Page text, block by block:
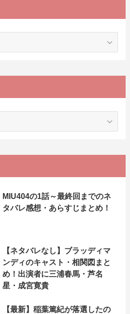
MIU404の1話～最終回までのネ
タバレ感想・あらすじまとめ！
【ネタバレなし】ブラッディマ
ンディのキャスト・相関図まと
め！出演者に三浦春馬・芦名
星・成宮寛貴
【最新】稲葉篤紀が落選したの